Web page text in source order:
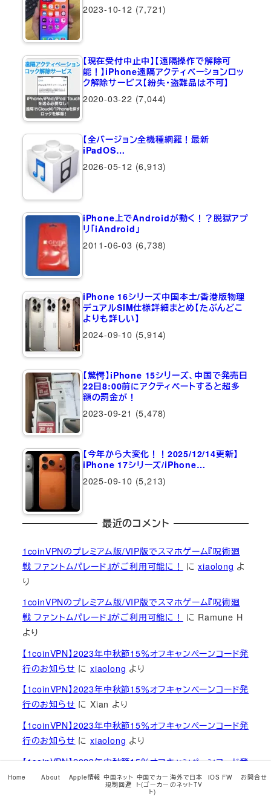
2023-10-12 (7,721)
【現在受付中止中】【遠隔操作で解除可
能！】iPhone遠隔アクティベーションロッ
ク解除サービス【紛失・盗難品は不可】
2020-03-22 (7,044)
【全バージョン全機種網羅！最新
iPadOS…
2026-05-12 (6,913)
iPhone上でAndroidが動く！？脱獄アプ
リ「iAndroid」
2011-06-03 (6,738)
iPhone 16シリーズ中国本土/香港版物理
デュアルSIM仕様詳細まとめ【たぶんどこ
よりも詳しい】
2024-09-10 (5,914)
【驚愕】iPhone 15シリーズ、中国で発売日
22日8:00前にアクティベートすると超多
額の罰金が！
2023-09-21 (5,478)
【今年から大変化！！2025/12/14更新】
iPhone 17シリーズ/iPhone…
2025-09-10 (5,213)
最近のコメント
1coinVPNのプレミアム版/VIP版でスマホゲーム『呪術廻
戦 ファントムパレード』がご利用可能に！
にxiaolong よ
り
1coinVPNのプレミアム版/VIP版でスマホゲーム『呪術廻
戦 ファントムパレード』がご利用可能に！
に Ramune H
より
【1coinVPN】2023年中秋節15％オフキャンペーンコード発
行のお知らせ にxiaolong より
【1coinVPN】2023年中秋節15％オフキャンペーンコード発
行のお知らせ にXian より
【1coinVPN】2023年中秋節15％オフキャンペーンコード発
行のお知らせ にxiaolong より
【1coinVPN】2023年中秋節15％オフキャンペーンコード発
行のお知らせにXianより
1coinVPNのプレミアム版/VIP版でスマホゲーム『呪術廻
Home About Apple情報 中国ネット
規制回避
中国でカー
ト(ゴーカー
ト)
海外で日本
のネットTV
iOS FW お問合せ